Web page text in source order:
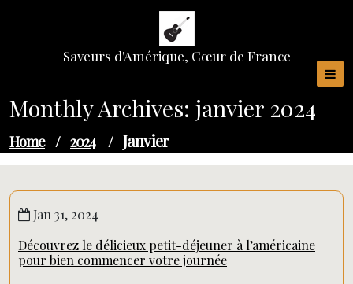
Saveurs d'Amérique, Cœur de France
Monthly Archives: janvier 2024
Home / 2024 / Janvier
Jan 31, 2024
Découvrez le délicieux petit-déjeuner à l’américaine
pour bien commencer votre journée